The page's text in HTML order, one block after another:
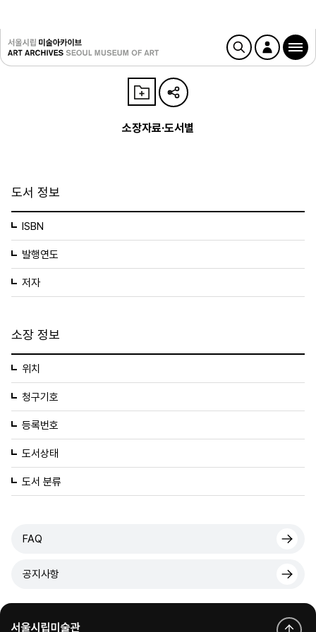
소장자료·도서별
도서 정보
ISBN
발행연도
저자
소장 정보
위치
청구기호
등록번호
도서상태
도서 분류
FAQ
공지사항